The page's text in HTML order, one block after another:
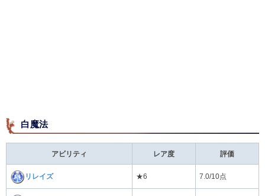
白魔法
アビリティ レア度 評価
リレイズ ★6 7.0/10点